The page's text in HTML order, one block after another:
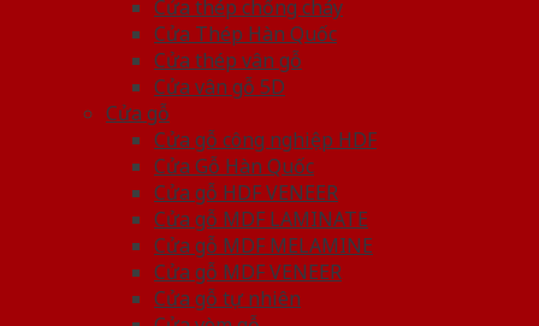
Cửa thép chống cháy
Cửa Thép Hàn Quốc
Cửa thép vân gỗ
Cửa vân gỗ 5D
Cửa gỗ
Cửa gỗ công nghiệp HDF
Cửa Gỗ Hàn Quốc
Cửa gỗ HDF VENEER
Cửa gỗ MDF LAMINATE
Cửa gỗ MDF MELAMINE
Cửa gỗ MDF VENEER
Cửa gỗ tự nhiên